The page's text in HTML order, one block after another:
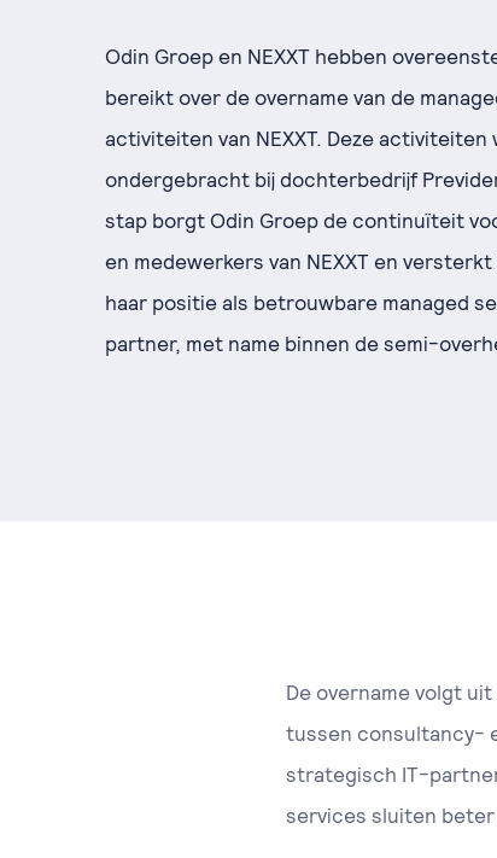
Odin Groep en NEXXT hebben
bereikt over de overname van de
activiteiten van NEXXT. Deze activiteiten
ondergebracht bij dochterbedrijf
stap borgt Odin Groep de continuïteit
en medewerkers van NEXXT en
haar positie als betrouwbare managed
partner, met name binnen de semi-
De overname volgt
tussen consultancy-
strategisch IT-
services sluiten